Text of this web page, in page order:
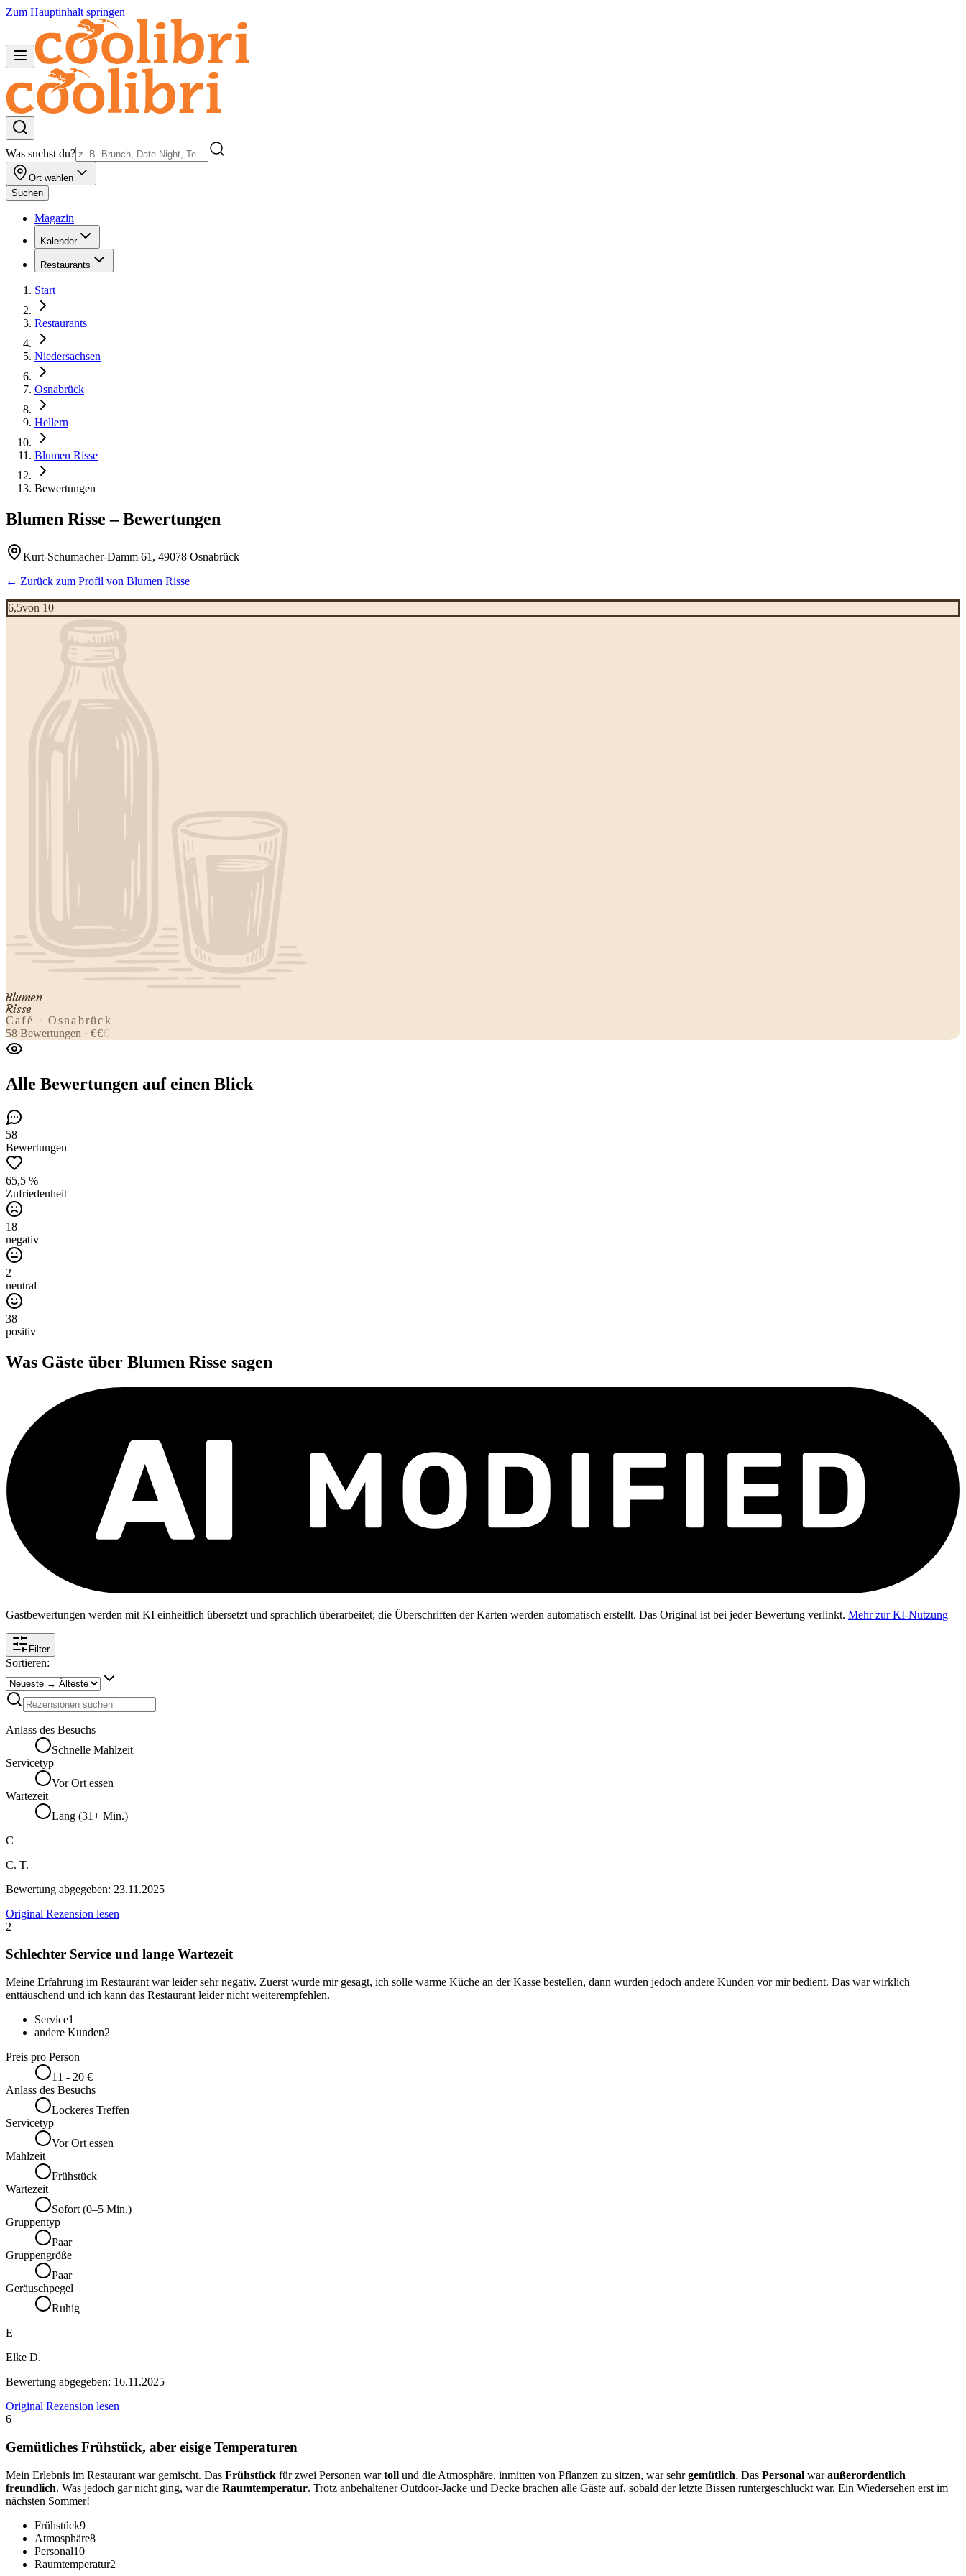
Zum Hauptinhalt springen
Was suchst du?
Ort wählen
Suchen
Magazin
Kalender
Restaurants
Start
Restaurants
Niedersachsen
Osnabrück
Hellern
Blumen Risse
Bewertungen
Blumen Risse – Bewertungen
Kurt-Schumacher-Damm 61, 49078 Osnabrück
← Zurück zum Profil von Blumen Risse
6,5von 10
Blumen
Risse
Café · Osnabrück
58 Bewertungen · €€€
Alle Bewertungen auf einen Blick
58
Bewertungen
65,5 %
Zufriedenheit
18
negativ
2
neutral
38
positiv
Was Gäste über Blumen Risse sagen
Gastbewertungen werden mit KI einheitlich übersetzt und sprachlich überarbeitet; die Überschriften der Karten werden automatisch erstellt. Das Original ist bei jeder Bewertung verlinkt. Mehr zur KI-Nutzung
Filter
Sortieren:
Anlass des Besuchs
Schnelle Mahlzeit
Servicetyp
Vor Ort essen
Wartezeit
Lang (31+ Min.)
C
C. T.
Bewertung abgegeben: 23.11.2025
Original Rezension lesen
2
Schlechter Service und lange Wartezeit
Meine Erfahrung im Restaurant war leider sehr negativ. Zuerst wurde mir gesagt, ich solle warme Küche an der Kasse bestellen, dann wurden jedoch andere Kunden vor mir bedient. Das war wirklich
enttäuschend und ich kann das Restaurant leider nicht weiterempfehlen.
Service1
andere Kunden2
Preis pro Person
11 - 20 €
Anlass des Besuchs
Lockeres Treffen
Servicetyp
Vor Ort essen
Mahlzeit
Frühstück
Wartezeit
Sofort (0–5 Min.)
Gruppentyp
Paar
Gruppengröße
Paar
Geräuschpegel
Ruhig
E
Elke D.
Bewertung abgegeben: 16.11.2025
Original Rezension lesen
6
Gemütliches Frühstück, aber eisige Temperaturen
Mein Erlebnis im Restaurant war gemischt. Das Frühstück für zwei Personen wartoll und die Atmosphäre, inmitten von Pflanzen zu sitzen, war sehrgemütlich. Das Personal waraußerordentlich
freundlich. Was jedoch gar nicht ging, war die Raumtemperatur. Trotz anbehaltener Outdoor-Jacke und Decke brachen alle Gäste auf, sobald der letzte Bissen runtergeschluckt war. Ein Wiedersehen erst im
nächsten Sommer!
Frühstück9
Atmosphäre8
Personal10
Raumtemperatur2